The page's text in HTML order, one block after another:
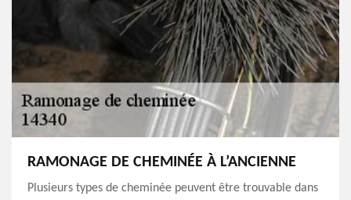
RAMONAGE DE CHEMINÉE À L’ANCIENNE
Plusieurs types de cheminée peuvent être trouvable dans